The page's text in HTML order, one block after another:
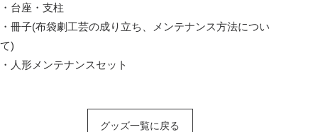
・台座・支柱
・冊子(布袋劇工芸の成り立ち、メンテナンス方法につい
て)
・人形メンテナンスセット
グッズ一覧に戻る